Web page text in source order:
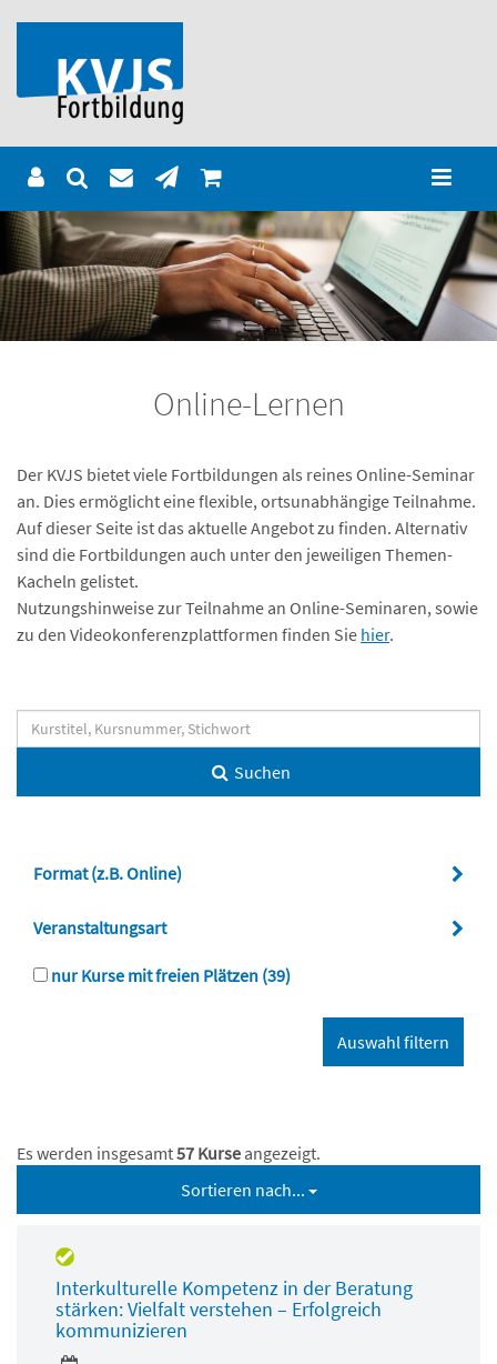
Online-Lernen
Der KVJS bietet viele Fortbildungen als reines Online-Seminar
an. Dies ermöglicht eine flexible, ortsunabhängige Teilnahme.
Auf dieser Seite ist das aktuelle Angebot zu finden. Alternativ
sind die Fortbildungen auch unter den jeweiligen Themen-
Kacheln gelistet.
Nutzungshinweise zur Teilnahme an Online-Seminaren, sowie
zu den Videokonferenzplattformen finden Sie hier.
Suchen
Format (z.B. Online)
Veranstaltungsart
nur Kurse mit freien Plätzen (39)
Es werden insgesamt57 Kurse angezeigt.
Sortieren nach...
Interkulturelle Kompetenz in der Beratung
stärken: Vielfalt verstehen – Erfolgreich
kommunizieren